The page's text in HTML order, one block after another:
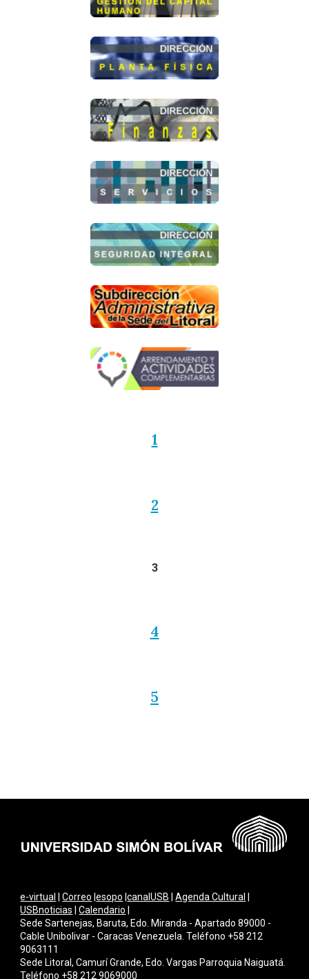
1
2
3
4
5
e-virtual |Correo |esopo |canalUSB |Agenda Cultural
USBnoticias |Calendario
Sede Sartenejas, Baruta, Edo. Miranda - Apartado 89000 -
Cable Unibolivar - Caracas Venezuela. Teléfono +58 212
9063111
Sede Litoral, Camurí Grande, Edo. Vargas Parroquia Naiguatá.
Teléfono +58 212 9069000